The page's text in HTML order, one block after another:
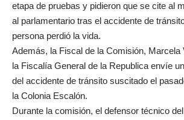
etapa de pruebas y pidieron que se cite al
al parlamentario tras el accidente de
persona perdió la vida.
Además, la Fiscal de la Comisión, Marcela
la Fiscalía General de la Republica envíe
del accidente de tránsito suscitado el
la Colonia Escalón.
Durante la comisión, el defensor técnico